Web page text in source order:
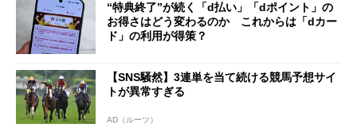
“特典終了”が続く「d払い」「dポイント」の
お得さはどう変わるのか これからは「dカー
ド」の利用が得策？
【SNS騒然】3連単を当て続ける競馬予想サイ
トが異常すぎる
AD（ルーツ）